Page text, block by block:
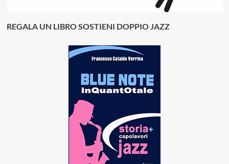
REGALA UN LIBRO SOSTIENI DOPPIO JAZZ